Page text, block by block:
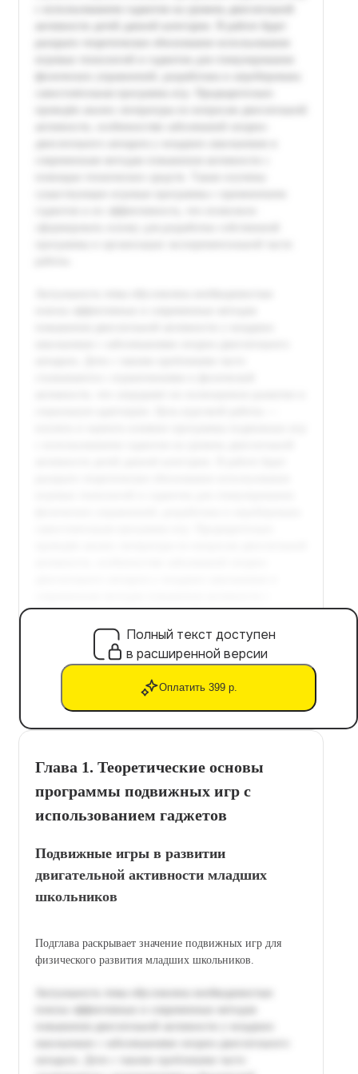
Полный текст доступен
в расширенной версии
Оплатить 399 р.
Глава 1. Теоретические основы
программы подвижных игр с
использованием гаджетов
Подвижные игры в развитии
двигательной активности младших
школьников
Подглавa раскрывает значение подвижных игр для
физического развития младших школьников.